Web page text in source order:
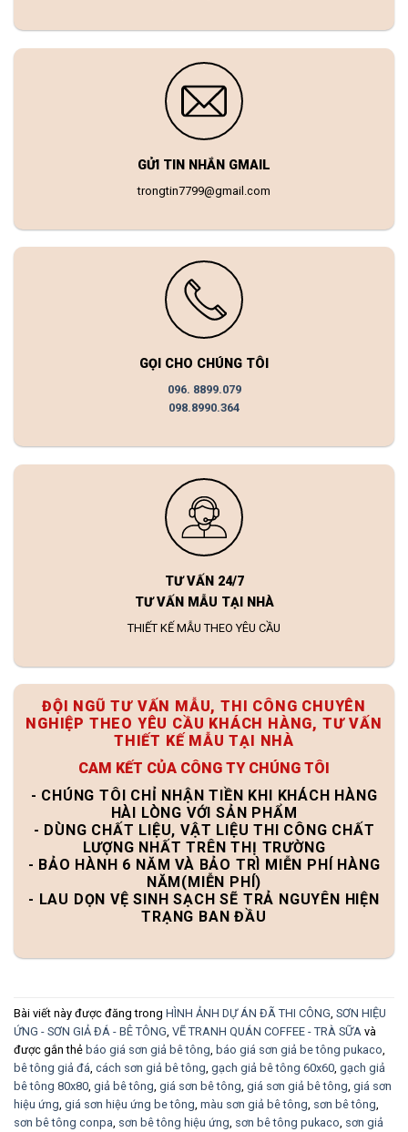
GỬI TIN NHẮN GMAIL
trongtin7799@gmail.com
GỌI CHO CHÚNG TÔI
096. 8899.079
098.8990.364
TƯ VẤN 24/7
TƯ VẤN MẪU TẠI NHÀ
THIẾT KẾ MẪU THEO YÊU CẦU
ĐỘI NGŨ TƯ VẤN MẪU, THI CÔNG CHUYÊN
NGHIỆP THEO YÊU CẦU KHÁCH HÀNG, TƯ VẤN
THIẾT KẾ MẪU TẠI NHÀ
CAM KẾT CỦA CÔNG TY CHÚNG TÔI
- CHÚNG TÔI CHỈ NHẬN TIỀN KHI KHÁCH HÀNG
HÀI LÒNG VỚI SẢN PHẨM
- DÙNG CHẤT LIỆU, VẬT LIỆU THI CÔNG CHẤT
LƯỢNG NHẤT TRÊN THỊ TRƯỜNG
- BẢO HÀNH 6 NĂM VÀ BẢO TRÌ MIỄN PHÍ HÀNG
NĂM(MIỄN PHÍ)
- LAU DỌN VỆ SINH SẠCH SẼ TRẢ NGUYÊN HIỆN
TRẠNG BAN ĐẦU
Bài viết này được đăng trong HÌNH ẢNH DỰ ÁN ĐÃ THI CÔNG SƠN HIỆU
ỨNG - SƠN GIẢ ĐÁ - BÊ TÔNG VẼ TRANH QUÁN COFFEE - TRÀ SỮA và
được gắn thẻ báo giá sơn giả bê tông báo giá sơn giả be tông pukaco
bê tông giả đá cách sơn giả bê tông gạch giả bê tông 60x60 gạch giả
bê tông 80x80 giả bê tông giá sơn bê tông giá sơn giả bê tông giá sơn
hiệu ứng giá sơn hiệu ứng be tông màu sơn giả bê tông sơn bê tông
sơn bê tông conpa sơn bê tông hiệu ứng sơn bê tông pukaco sơn giả